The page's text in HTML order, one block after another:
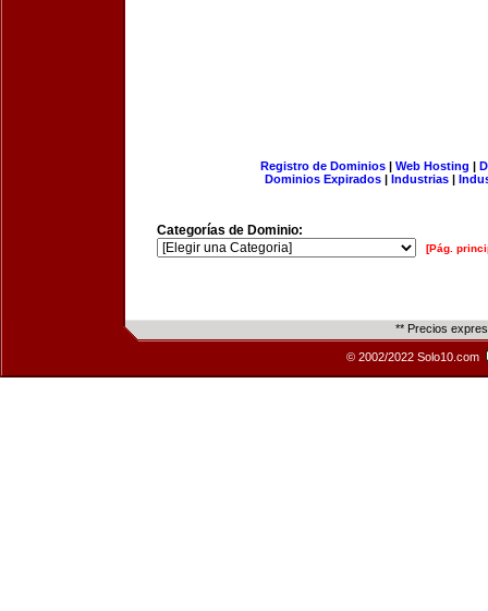
Registro de Dominios| Web Hosting |
Dominios Expirados | Industrias |
Categorías de Dominio:
[Pág.
** Precios
© 2002/2022 Solo10.com